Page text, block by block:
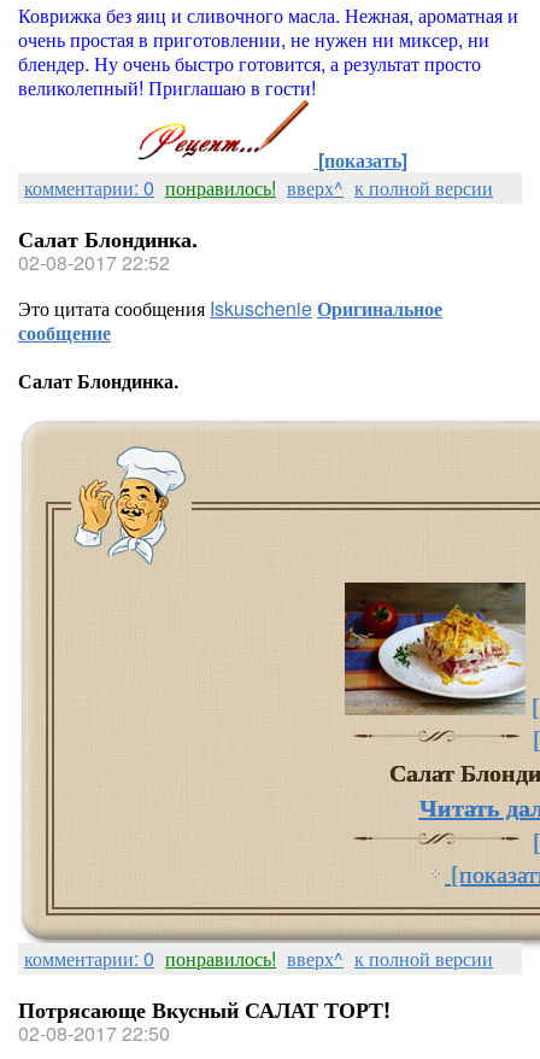
Коврижка без яиц и сливочного масла. Нежная, ароматная и
очень простая в приготовлении, не нужен ни миксер, ни
блендер. Ну очень быстро готовится, а результат просто
великолепный! Приглашаю в гости!
[показать]
комментарии: 0 понравилось! вверх^ к полной версии
Салат Блондинка.
02-08-2017 22:52
Это цитата сообщения IskuschenieОригинальное
сообщение
Салат Блондинка.
Салат
Читать
комментарии: 0 понравилось! вверх^ к полной версии
Потрясающе Вкусный САЛАТ ТОРТ!
02-08-2017 22:50